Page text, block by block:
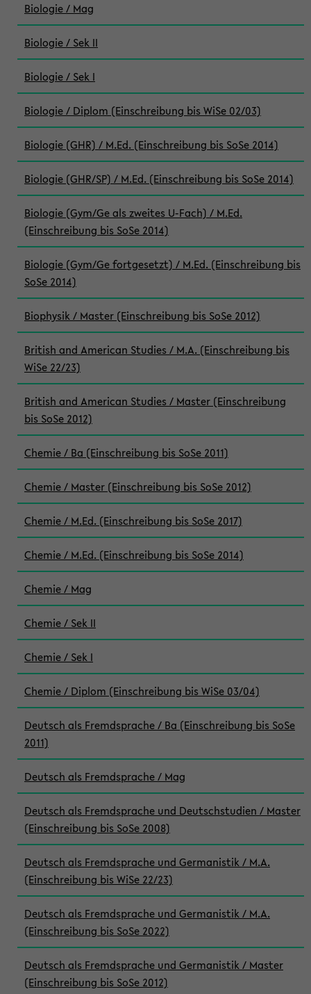
Biologie / Mag
Biologie / Sek II
Biologie / Sek I
Biologie / Diplom (Einschreibung bis WiSe 02/03)
Biologie (GHR) / M.Ed. (Einschreibung bis SoSe 2014)
Biologie (GHR/SP) / M.Ed. (Einschreibung bis SoSe 2014)
Biologie (Gym/Ge als zweites U-Fach) / M.Ed.
(Einschreibung bis SoSe 2014)
Biologie (Gym/Ge fortgesetzt) / M.Ed. (Einschreibung bis
SoSe 2014)
Biophysik / Master (Einschreibung bis SoSe 2012)
British and American Studies / M.A. (Einschreibung bis
WiSe 22/23)
British and American Studies / Master (Einschreibung
bis SoSe 2012)
Chemie / Ba (Einschreibung bis SoSe 2011)
Chemie / Master (Einschreibung bis SoSe 2012)
Chemie / M.Ed. (Einschreibung bis SoSe 2017)
Chemie / M.Ed. (Einschreibung bis SoSe 2014)
Chemie / Mag
Chemie / Sek II
Chemie / Sek I
Chemie / Diplom (Einschreibung bis WiSe 03/04)
Deutsch als Fremdsprache / Ba (Einschreibung bis SoSe
2011)
Deutsch als Fremdsprache / Mag
Deutsch als Fremdsprache und Deutschstudien / Master
(Einschreibung bis SoSe 2008)
Deutsch als Fremdsprache und Germanistik / M.A.
(Einschreibung bis WiSe 22/23)
Deutsch als Fremdsprache und Germanistik / M.A.
(Einschreibung bis SoSe 2022)
Deutsch als Fremdsprache und Germanistik / Master
(Einschreibung bis SoSe 2012)